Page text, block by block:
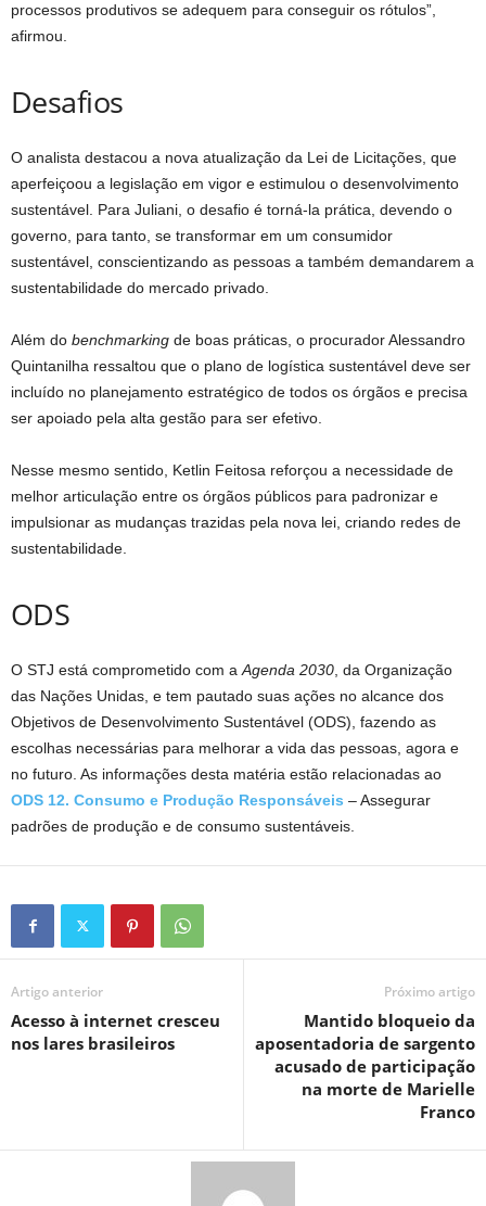
processos produtivos se adequem para conseguir os rótulos”,
afirmou.
Desafi​​​os
O analista destacou a nova atualização da Lei de Licitações, que
aperfeiçoou a legislação em vigor e estimulou o desenvolvimento
sustentável. Para Juliani, o desafio é torná-la prática, devendo o
governo, para tanto, se transformar em um consumidor
sustentável, conscientizando as pessoas a também demandarem a
sustentabilidade do mercado privado.
Além do benchmarking de boas práticas, o procurador Alessandro
Quintanilha ressaltou que o plano de logística sustentável deve ser
incluído no planejamento estratégico de todos os órgãos e precisa
ser apoiado pela alta gestão para ser efetivo.
Nesse mesmo sentido, Ketlin Feitosa reforçou a necessidade de
melhor articulação entre os órgãos públicos para padronizar e
impulsionar as mudanças trazidas pela nova lei, criando redes de
sustentabilidade.
OD​​S
O STJ está comprometido com a Agenda 2030 , da Organização
das Nações Unidas, e tem pautado suas ações no alcance dos
Objetivos de Desenvolvimento Sustentável (ODS), fazendo as
escolhas necessárias para melhorar a vida das pessoas, agora e
no futuro. As informações desta matéria estão relacionadas ao
ODS 12. Consumo e Produção Responsáveis – Assegurar
padrões de produção e de consumo sustentáveis.​
Artigo anterior
Acesso à internet cresceu
nos lares brasileiros
Próximo artigo
Mantido bloqueio da
aposentadoria de sargento
acusado de participação
na morte de Marielle
Franco